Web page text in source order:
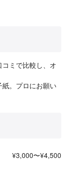
ミで比較し、オ
。プロにお願い
¥3,000〜¥4,500